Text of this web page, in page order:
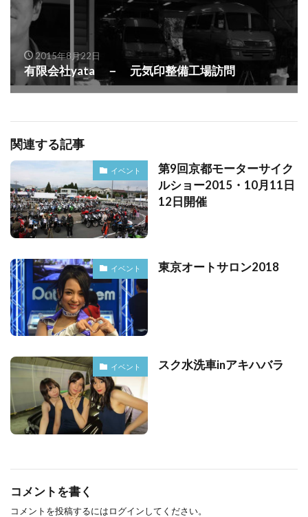
2015年8月22日
有限会社yata － 元気印整備工場訪問
関連する記事
イベント
第9回京都モーターサイク
ルショー2015・10月11日
12日開催
イベント 東京オートサロン2018
イベント スク水洗車inアキハバラ
コメントを書く
コメントを投稿するにはログインしてください。